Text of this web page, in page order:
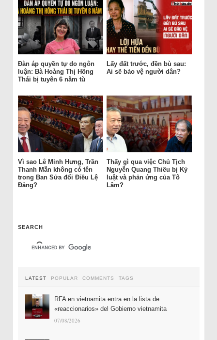
Đàn áp quyền tự do ngôn
luận: Bà Hoàng Thị Hồng
Thái bị tuyên 6 năm tù
Lấy đất trước, đền bù sau:
Ai sẽ bảo vệ người dân?
Vì sao Lê Minh Hưng, Trần
Thanh Mẫn không có tên
trong Ban Sửa đổi Điều Lệ
Đảng?
Thấy gì qua việc Chủ Tịch
Nguyễn Quang Thiều bị Kỷ
luật và phản ứng của Tô
Lâm?
SEARCH
LATEST POPULAR COMMENTS TAGS
RFA en vietnamita entra en la lista de
«reaccionarios» del Gobierno vietnamita
07/08/2026